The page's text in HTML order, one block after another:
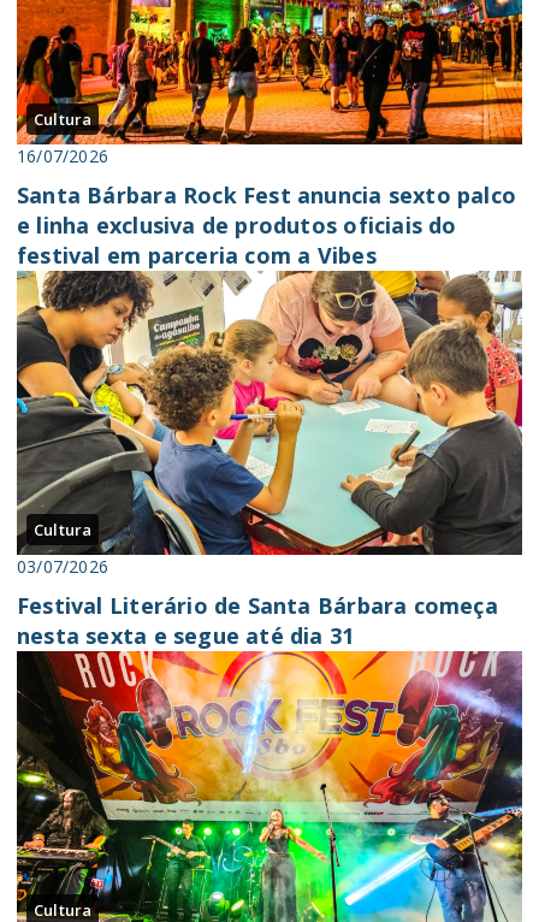
Cultura
16/07/2026
Santa Bárbara Rock Fest anuncia sexto palco
e linha exclusiva de produtos oficiais do
festival em parceria com a Vibes
Cultura
03/07/2026
Festival Literário de Santa Bárbara começa
nesta sexta e segue até dia 31
Cultura